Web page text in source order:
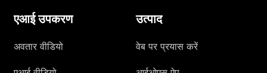
एआई उपकरण
अवतार वीडियो
उत्पाद
वेब पर प्रयास करें